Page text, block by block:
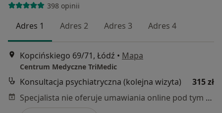
398 opinii
Adres 1 Adres 2 Adres 3 Adres 4
Kopcińskiego 69/71, Łódź • Mapa
Centrum Medyczne TriMedic
Konsultacja psychiatryczna (kolejna wizyta)
315 zł
Specjalista nie oferuje umawiania online pod tym adresem.